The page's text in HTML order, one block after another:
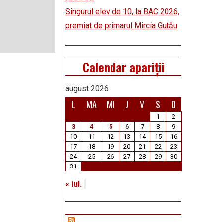
Singurul elev de 10, la BAC 2026,
premiat de primarul Mircia Gutău
Calendar apariții
august 2026
L MA MI J V S D
1
2
3
4 5 6 7 8
9
10
11 12 13 14 15
16
17
18 19 20 21 22
23
24
25 26 27 28 29
30
31
« iul.